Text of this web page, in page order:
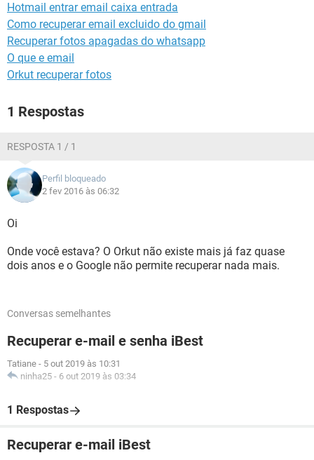
Hotmail entrar email caixa entrada
Como recuperar email excluido do gmail
Recuperar fotos apagadas do whatsapp
O que e email
Orkut recuperar fotos
1 Respostas
RESPOSTA 1 / 1
Perfil bloqueado
2 fev 2016 às 06:32
Oi
Onde você estava? O Orkut não existe mais já faz quase
dois anos e o Google não permite recuperar nada mais.
Conversas semelhantes
Recuperar e-mail e senha iBest
Tatiane - 5 out 2019 às 10:31
ninha25 - 6 out 2019 às 03:34
1 Respostas
Recuperar e-mail iBest